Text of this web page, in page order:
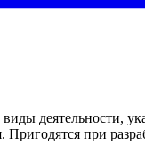
деятельности,
при